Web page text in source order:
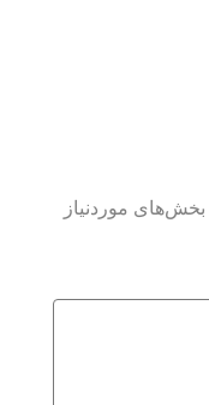
بخش‌های موردنیاز